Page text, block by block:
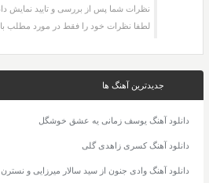
نظرات شما پس از بررسی و تایید نمایش
لطفا نظرات خود را فقط در مورد مطلب
جدیدترین آهنگ ها
دانلود آهنگ یوسف زمانی یه عشق خوشگل
دانلود آهنگ کسری زاهدی گلی
دانلود آهنگ وادی جنون از سید سالار میرزایی و